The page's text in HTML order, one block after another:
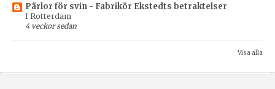
Pärlor för svin - Fabrikör Ekstedts betraktelser
I Rotterdam
4 veckor sedan
Visa alla